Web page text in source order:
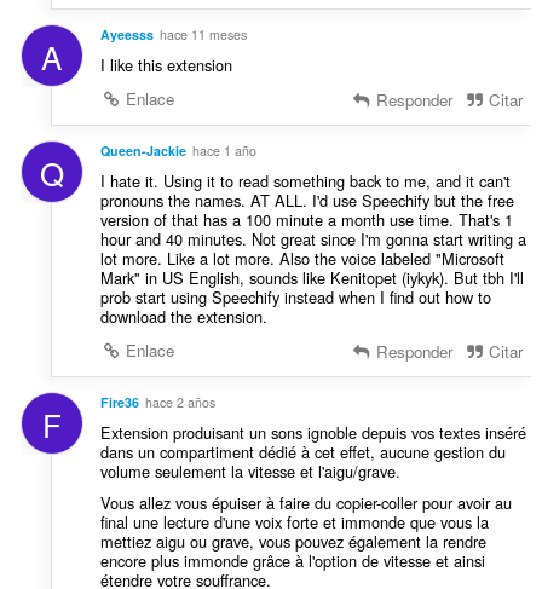
s
:
c
i
o
:
A Ayeesss hace 11 meses
I like this extension
Enlace
Responder Citar
Q Queen-Jackie hace 1 año
I hate it. Using it to read something back to me, and it can't
pronouns the names. AT ALL. I'd use Speechify but the free
version of that has a 100 minute a month use time. That's 1
hour and 40 minutes. Not great since I'm gonna start writing a
lot more. Like a lot more. Also the voice labeled "Microsoft
Mark" in US English, sounds like Kenitopet (iykyk). But tbh I'll
prob start using Speechify instead when I find out how to
download the extension.
Enlace
Responder Citar
F Fire36 hace 2 años
Extension produisant un sons ignoble depuis vos textes inséré
dans un compartiment dédié à cet effet, aucune gestion du
volume seulement la vitesse et l'aigu/grave.
Vous allez vous épuiser à faire du copier-coller pour avoir au
final une lecture d'une voix forte et immonde que vous la
mettiez aigu ou grave, vous pouvez également la rendre
encore plus immonde grâce à l'option de vitesse et ainsi
étendre votre souffrance.